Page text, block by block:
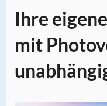
Ihre
mit